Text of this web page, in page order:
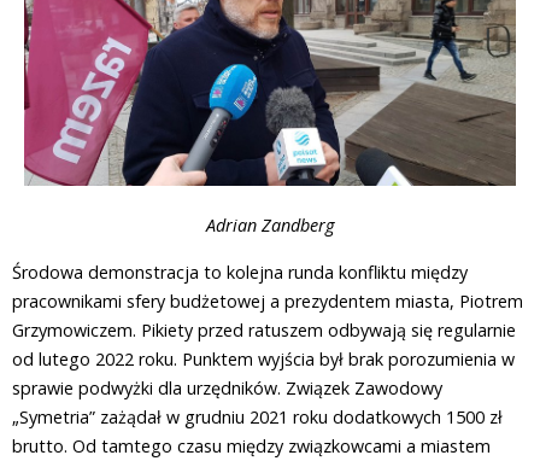
Adrian Zandberg
Środowa demonstracja to kolejna runda konfliktu między
pracownikami sfery budżetowej a prezydentem miasta, Piotrem
Grzymowiczem. Pikiety przed ratuszem odbywają się regularnie
od lutego 2022 roku. Punktem wyjścia był brak porozumienia w
sprawie podwyżki dla urzędników. Związek Zawodowy
„Symetria” zażądał w grudniu 2021 roku dodatkowych 1500 zł
brutto. Od tamtego czasu między związkowcami a miastem